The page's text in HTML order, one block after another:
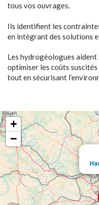
tous vos ouvrages.
Ils identifient les
en intégrant des solutions
Les hydrogéologues aident
optimiser les coûts
tout en sécurisant
+
−